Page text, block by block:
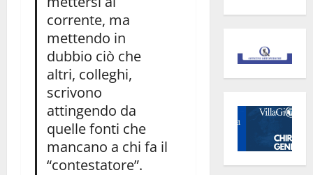
corrente, ma
mettendo in
dubbio ciò che
altri, colleghi,
scrivono
attingendo da
quelle fonti che
mancano a chi fa il
“contestatore”.